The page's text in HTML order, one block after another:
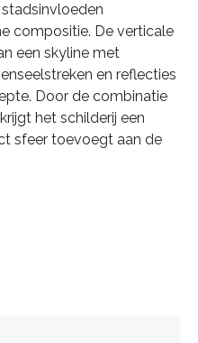
compositie. De verticale
een skyline met
en reflecties
Door de combinatie
het schilderij een
sfeer toevoegt aan de